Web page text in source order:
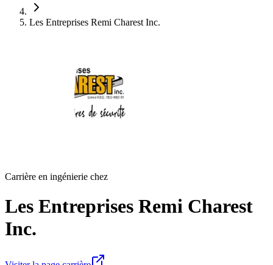
Les Entreprises Remi Charest Inc.
Carrière en ingénierie chez
Les Entreprises Remi Charest
Inc.